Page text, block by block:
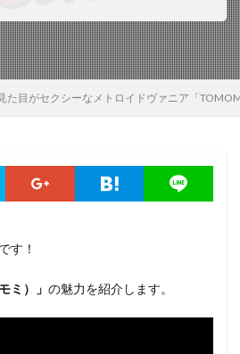
た目がセクシーなメトロイドヴァニア「
す！
ミ）」 の魅力を紹介します。